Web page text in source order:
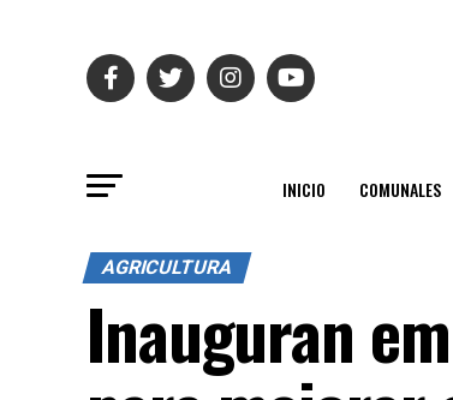
INICIO COMUNALES
AGRICULTURA
Inauguran